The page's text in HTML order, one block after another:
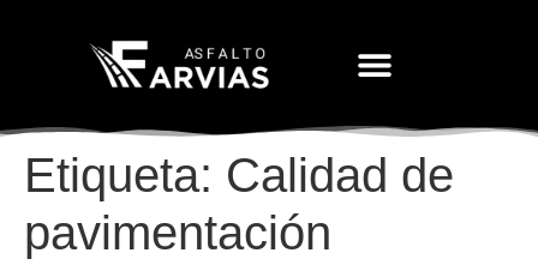
Etiqueta: Calidad de
pavimentación